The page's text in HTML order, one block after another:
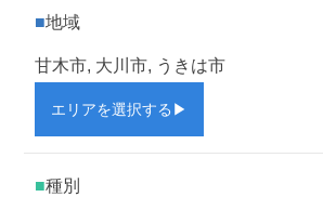
地域
甘木市, 大川市, うきは市
エリアを選択する ▶
種別